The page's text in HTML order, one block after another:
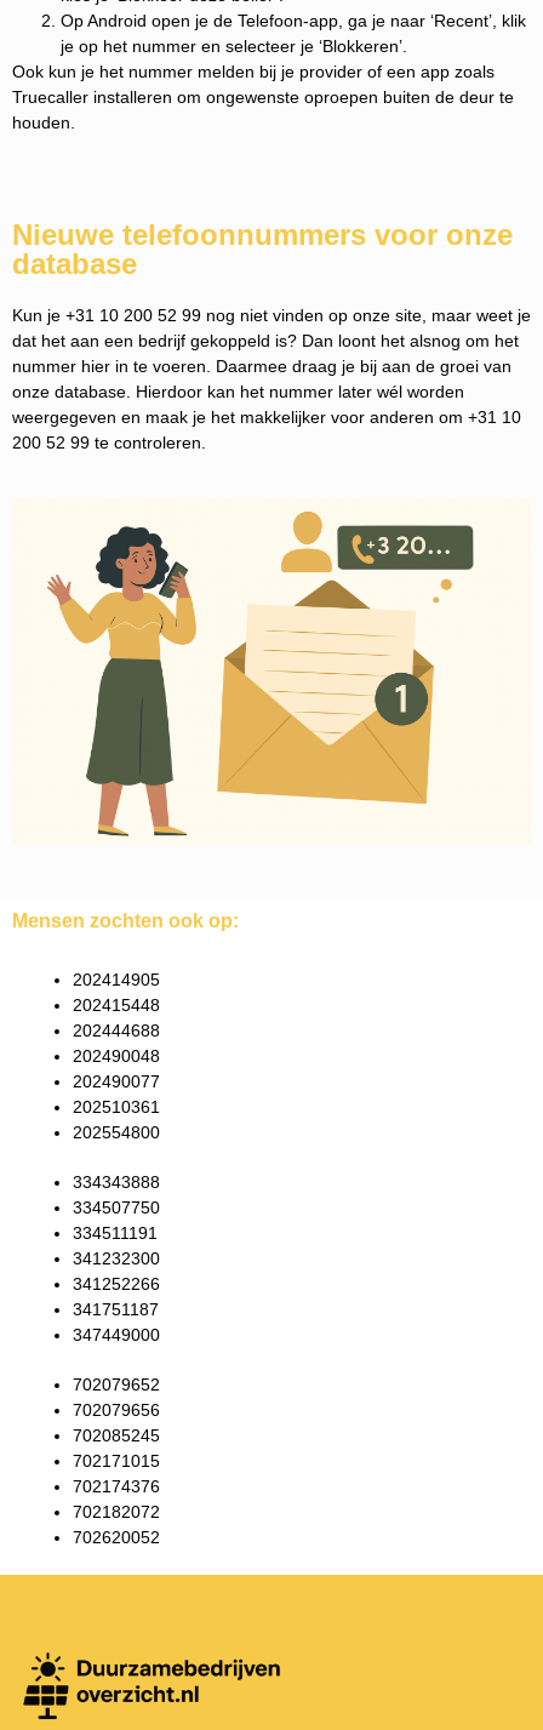
Op Android open je de Telefoon-app, ga je naar ‘Recent’, klik
je op het nummer en selecteer je ‘Blokkeren’.
Ook kun je het nummer melden bij je provider of een app zoals
Truecaller installeren om ongewenste oproepen buiten de deur te
houden.
Nieuwe telefoonnummers voor onze
database
Kun je +31 10 200 52 99 nog niet vinden op onze site, maar weet je
dat het aan een bedrijf gekoppeld is? Dan loont het alsnog om het
nummer hier in te voeren. Daarmee draag je bij aan de groei van
onze database. Hierdoor kan het nummer later wél worden
weergegeven en maak je het makkelijker voor anderen om +31 10
200 52 99 te controleren.
Mensen zochten ook op:
202414905
202415448
202444688
202490048
202490077
202510361
202554800
334343888
334507750
334511191
341232300
341252266
341751187
347449000
702079652
702079656
702085245
702171015
702174376
702182072
702620052